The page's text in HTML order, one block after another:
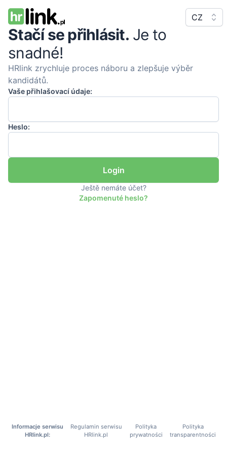
CZ
Stačí se přihlásit. Je to
snadné!
HRlink zrychluje proces náboru a zlepšuje výběr
kandidátů.
Vaše přihlašovací údaje:
Heslo:
Ještě nemáte účet?
Zapomenuté heslo?
Informacje serwisu
HRlink.pl:
Regulamin serwisu
HRlink.pl
Polityka
prywatności
Polityka
transparentności